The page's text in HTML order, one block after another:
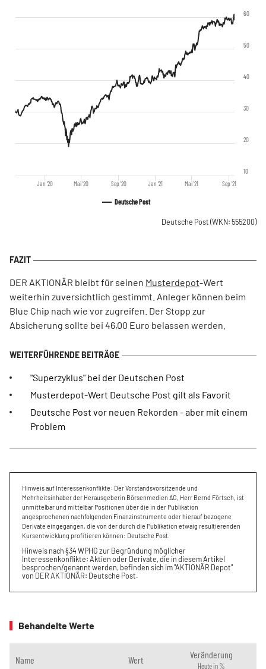
Deutsche Post
Jan '20 Mai '20 Sep '20 Jan '21 Mai '21 Sep '21
10
20
30
40
50
60
Deutsche Post (WKN: 555200)
DER AKTIONÄR bleibt für seinen Musterdepot-Wert
weiterhin zuversichtlich gestimmt. Anleger können beim
Blue Chip nach wie vor zugreifen. Der Stopp zur
Absicherung sollte bei 46,00 Euro belassen werden.
"Superzyklus" bei der Deutschen Post
Musterdepot-Wert Deutsche Post gilt als Favorit
Deutsche Post vor neuen Rekorden - aber mit einem
Problem
Hinweis auf Interessenkonflikte: Der Vorstandsvorsitzende und
Mehrheitsinhaber der Herausgeberin Börsenmedien AG, Herr Bernd Förtsch, ist
unmittelbar und mittelbar Positionen über die in der Publikation
angesprochenen nachfolgenden Finanzinstrumente oder hierauf bezogene
Derivate eingegangen, die von der durch die Publikation etwaig resultierenden
Kursentwicklung profitieren können: Deutsche Post.
Hinweis nach §34 WPHG zur Begründung möglicher
Interessenkonflikte: Aktien oder Derivate, die in diesem Artikel
besprochen/genannt werden, befinden sich im "AKTIONÄR Depot"
von DER AKTIONÄR: Deutsche Post.
Behandelte Werte
Name Wert Veränderung
Heute in %